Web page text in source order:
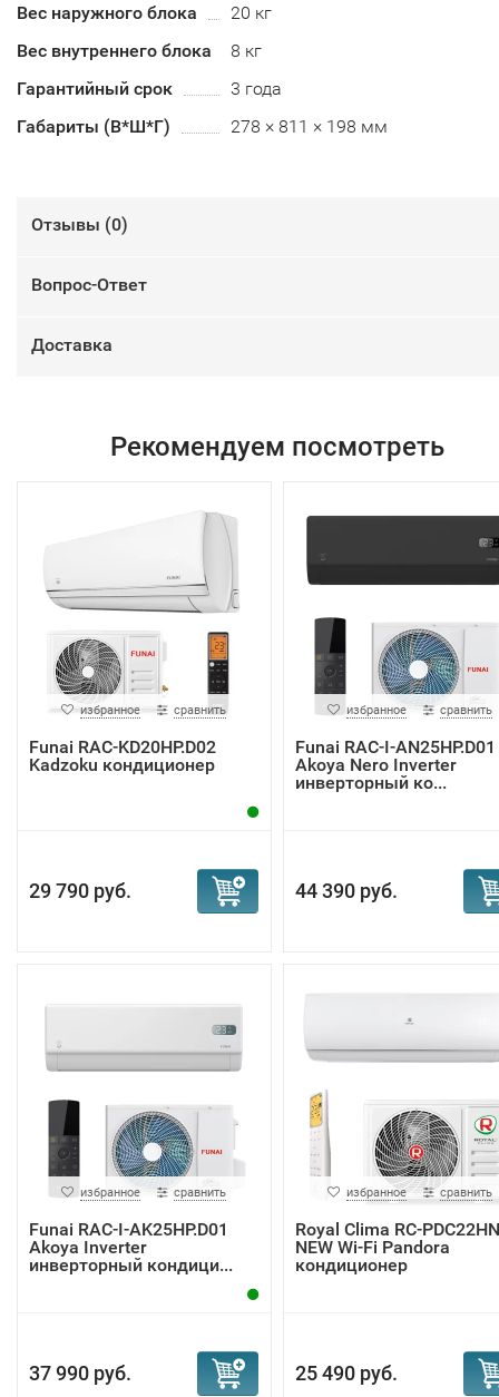
Вес наружного блока
20 кг
Вес внутреннего блока
8 кг
Гарантийный срок
3 года
Габариты (В*Ш*Г)
278 × 811 × 198 мм
Отзывы (0)
Вопрос-Ответ
Доставка
Рекомендуем посмотреть
избранное сравнить
Funai RAC-KD20HP.D02
Kadzoku кондиционер
29 790 руб.
избранное сравнить
Funai RAC-I-AN25HP.D01
Akoya Nero Inverter
инверторный ко...
44 390 руб.
избранное сравнить
Funai RAC-I-AK25HP.D01
Akoya Inverter
инверторный кондици...
37 990 руб.
избранное сравнить
Royal Clima RC-PDC22HN
NEW Wi-Fi Pandora
кондиционер
25 490 руб.